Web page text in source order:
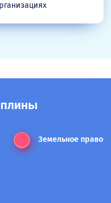
Земельное право